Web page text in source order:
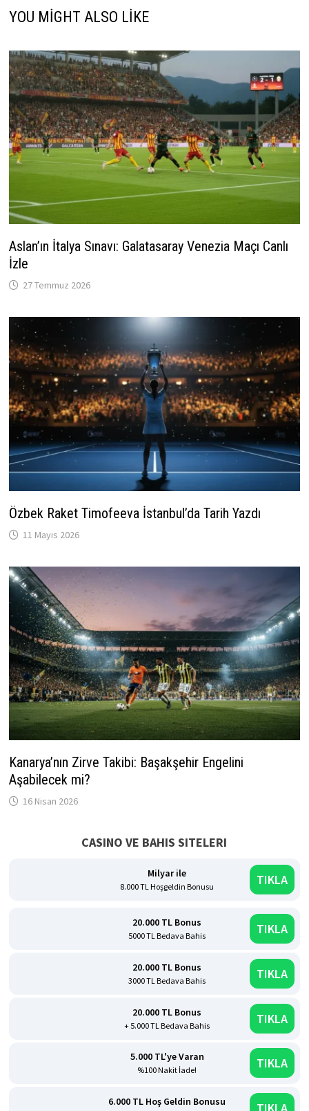
YOU MIGHT ALSO LIKE
Aslan’ın İtalya Sınavı: Galatasaray Venezia Maçı Canlı
İzle
27 Temmuz 2026
Özbek Raket Timofeeva İstanbul’da Tarih Yazdı
11 Mayıs 2026
Kanarya’nın Zirve Takibi: Başakşehir Engelini
Aşabilecek mi?
16 Nisan 2026
CASINO VE BAHIS SITELERI
Milyar ile
8.000 TL Hoşgeldin Bonusu TIKLA
20.000 TL Bonus
5000 TL Bedava Bahis TIKLA
20.000 TL Bonus
3000 TL Bedava Bahis TIKLA
20.000 TL Bonus
+ 5.000 TL Bedava Bahis TIKLA
5.000 TL'ye Varan
%100 Nakit İade! TIKLA
6.000 TL Hoş Geldin Bonusu